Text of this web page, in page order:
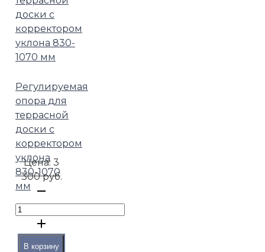
Регулируемая
опора для
террасной
доски с
корректором
уклона
830-1070
мм
Цена:3
300 руб.
В корзину